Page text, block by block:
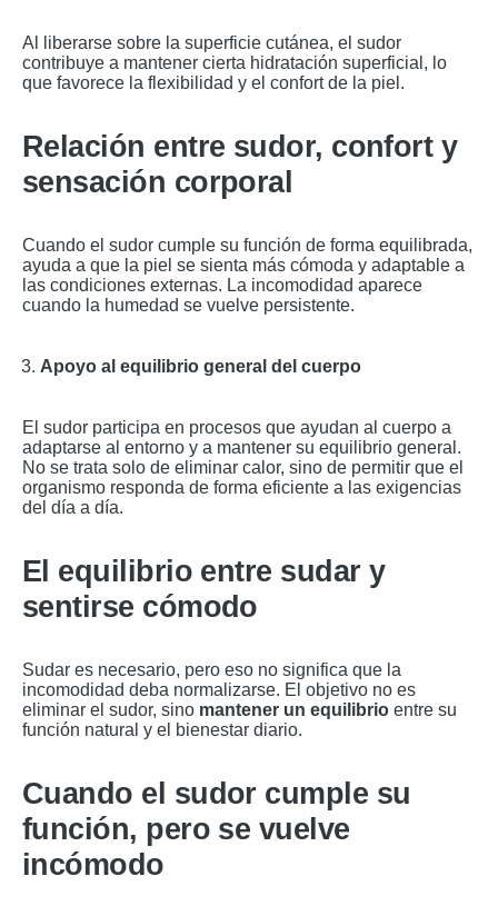
Al liberarse sobre la superficie cutánea, el sudor
contribuye a mantener cierta hidratación superficial, lo
que favorece la flexibilidad y el confort de la piel.
Relación entre sudor, confort y
sensación corporal
Cuando el sudor cumple su función de forma equilibrada,
ayuda a que la piel se sienta más cómoda y adaptable a
las condiciones externas. La incomodidad aparece
cuando la humedad se vuelve persistente.
Apoyo al equilibrio general del cuerpo
El sudor participa en procesos que ayudan al cuerpo a
adaptarse al entorno y a mantener su equilibrio general.
No se trata solo de eliminar calor, sino de permitir que el
organismo responda de forma eficiente a las exigencias
del día a día.
El equilibrio entre sudar y
sentirse cómodo
Sudar es necesario, pero eso no significa que la
incomodidad deba normalizarse. El objetivo no es
eliminar el sudor, sino mantener un equilibrio entre su
función natural y el bienestar diario.
Cuando el sudor cumple su
función, pero se vuelve
incómodo